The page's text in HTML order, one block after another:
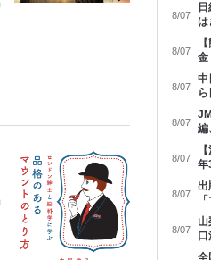
8/07
は
8/07
金
8/07
8/07
編
8/07
年
8/07
出
8/07
山
全